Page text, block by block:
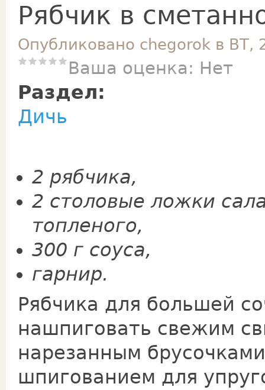
Рябчик в
Опубликовано chegorok в ВТ,
Ваша оценка: Нет
Раздел:
Дичь
2 рябчика,
2 столовые ложки
топленого,
300 г соуса,
гарнир.
Рябчика для большей
на­шпиговать свежим
нарезанным
шпигованием для